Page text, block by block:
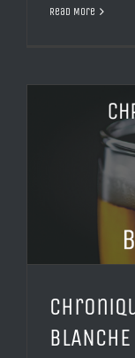
Read More
BLANCHE